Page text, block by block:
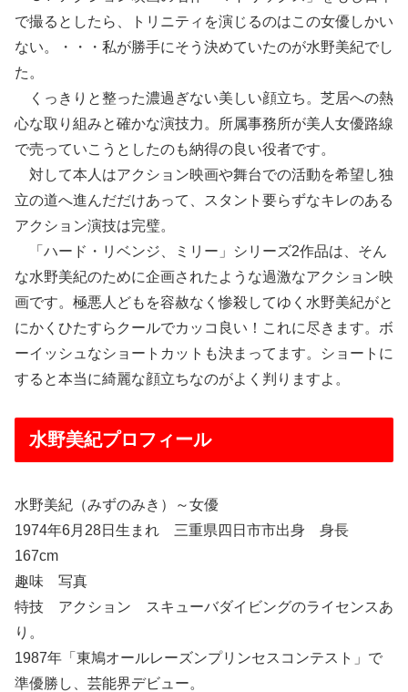
で撮るとしたら、トリニティを演じるのはこの女優しかい
ない。・・・私が勝手にそう決めていたのが水野美紀でし
た。
くっきりと整った濃過ぎない美しい顔立ち。芝居への熱
心な取り組みと確かな演技力。所属事務所が美人女優路線
で売っていこうとしたのも納得の良い役者です。
対して本人はアクション映画や舞台での活動を希望し独
立の道へ進んだだけあって、スタント要らずなキレのある
アクション演技は完璧。
「ハード・リベンジ、ミリー」シリーズ2作品は、そん
な水野美紀のために企画されたような過激なアクション映
画です。極悪人どもを容赦なく惨殺してゆく水野美紀がと
にかくひたすらクールでカッコ良い！これに尽きます。ボ
ーイッシュなショートカットも決まってます。ショートに
すると本当に綺麗な顔立ちなのがよく判りますよ。
水野美紀プロフィール
水野美紀（みずのみき）～女優
1974年6月28日生まれ 三重県四日市市出身 身長
167cm
趣味 写真
特技 アクション スキューバダイビングのライセンスあ
り。
1987年「東鳩オールレーズンプリンセスコンテスト」で
準優勝し、芸能界デビュー。